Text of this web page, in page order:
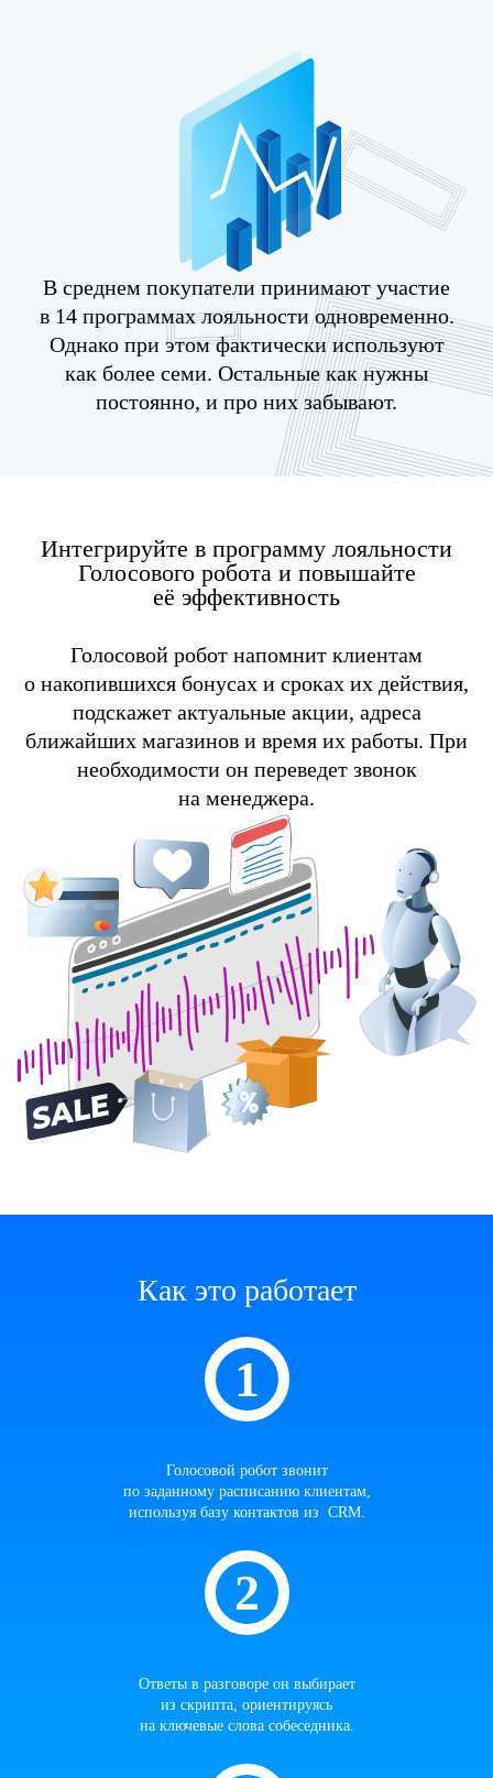
В среднем покупатели принимают участие
в 14 программах лояльности одновременно.
Однако при этом фактически используют
как более семи. Остальные как нужны
постоянно, и про них забывают.
Интегрируйте в программу лояльности
Голосового робота и повышайте
её эффективность
Голосовой робот напомнит клиентам
о накопившихся бонусах и сроках их действия,
подскажет актуальные акции, адреса
ближайших магазинов и время их работы. При
необходимости он переведет звонок
на менеджера.
Как это работает
Голосовой робот звонит
по заданному расписанию клиентам,
используя базу контактов из CRM.
Ответы в разговоре он выбирает
из скрипта, ориентируясь
на ключевые слова собеседника.